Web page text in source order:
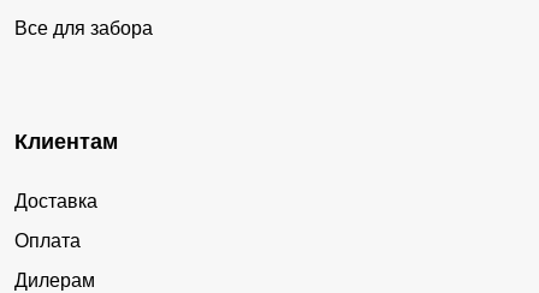
Все для забора
Клиентам
Доставка
Оплата
Дилерам